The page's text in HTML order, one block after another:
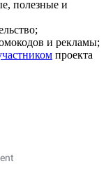
полезные и
и рекламы;
проекта